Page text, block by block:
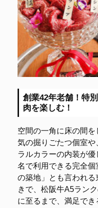
創業42年老舗！特
肉を楽しむ！
空間の一角に床の間
気の掘りごたつ個室や
ラルカラーの内装が
名で利用できる完全
の築地」とも言われる
きで、松阪牛A5ラン
に至るまで、満足で